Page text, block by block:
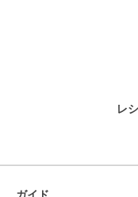
レ
ガイド